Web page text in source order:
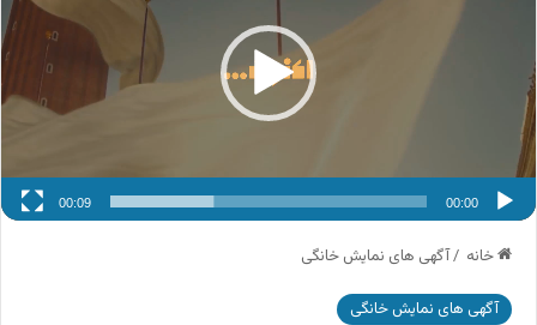
00:00
00:09
خانه /آگهی های نمایش خانگی
آگهی های نمایش خانگی